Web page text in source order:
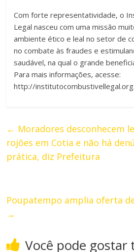
Com forte representatividade, o
Legal nasceu com uma missão
ambiente ético e leal no setor de
no combate às fraudes e
saudável, na qual o grande
Para mais informações, acesse:
http://
← Moradores desconhecem
rojões em Cotia e não há
prática, diz Prefeitura
Poupatempo amplia oferta
→
Você pode gostar